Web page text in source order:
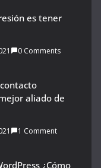
es tener
0 Comments
aliado de
1 Comment
¿Cómo